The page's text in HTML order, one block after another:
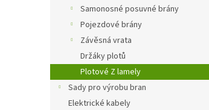
l
Samonosné posuvné brány
Pojezdové brány
Závěsná vrata
Držáky plotů
Plotové Z lamely
Sady pro výrobu bran
Elektrické kabely